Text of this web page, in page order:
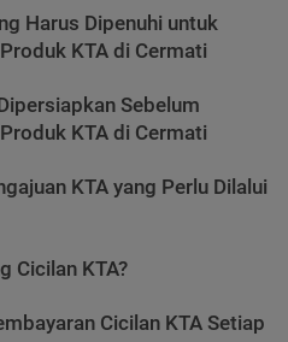
Harus Dipenuhi untuk
KTA di Cermati
Sebelum
KTA di Cermati
KTA yang Perlu Dilalui
Cicilan KTA?
Cicilan KTA Setiap